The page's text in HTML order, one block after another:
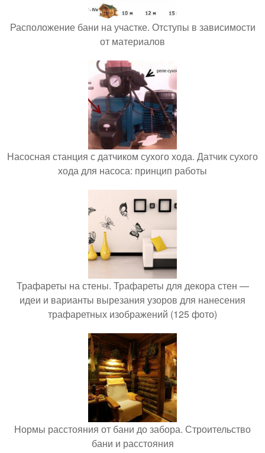
Расположение бани на участке. Отступы в зависимости
от материалов
Насосная станция с датчиком сухого хода. Датчик сухого
хода для насоса: принцип работы
Трафареты на стены. Трафареты для декора стен —
идеи и варианты вырезания узоров для нанесения
трафаретных изображений (125 фото)
Нормы расстояния от бани до забора. Строительство
бани и расстояния